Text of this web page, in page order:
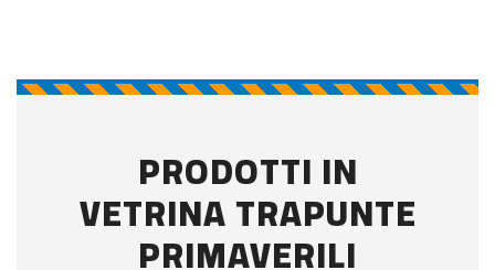
PRODOTTI IN
VETRINA TRAPUNTE
PRIMAVERILI